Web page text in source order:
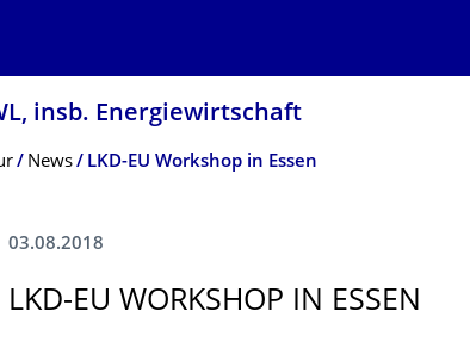
insb. Energiewirtschaft
News LKD-EU Workshop in Essen
03.08.2018
LKD-EU WORKSHOP IN ESSEN